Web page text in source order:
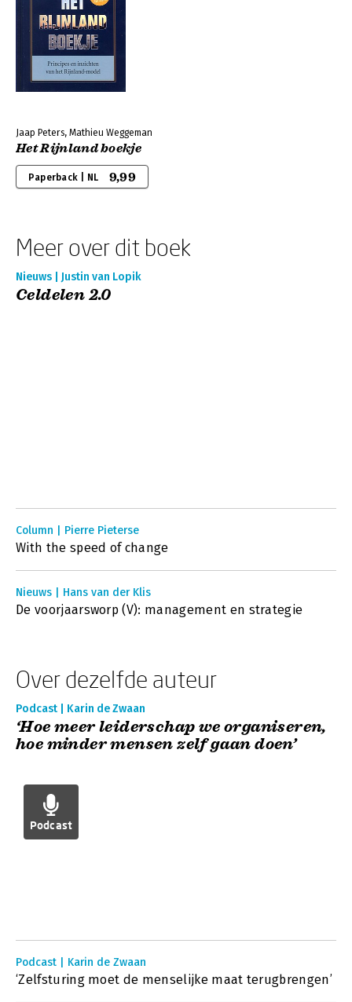
Jaap Peters, Mathieu Weggeman
Het Rijnland boekje
Paperback | NL 9,99
Meer over dit boek
Nieuws | Justin van Lopik
Celdelen 2.0
Column | Pierre Pieterse
With the speed of change
Nieuws | Hans van der Klis
De voorjaarsworp (V): management en strategie
Over dezelfde auteur
Podcast | Karin de Zwaan
‘Hoe meer leiderschap we organiseren,
hoe minder mensen zelf gaan doen’
Podcast
Podcast | Karin de Zwaan
‘Zelfsturing moet de menselijke maat terugbrengen’